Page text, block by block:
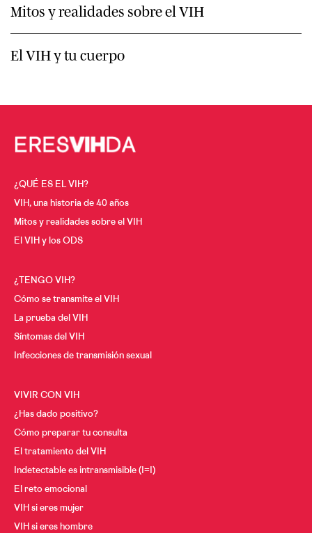
Mitos y realidades sobre el VIH
El VIH y tu cuerpo
¿QUÉ ES EL VIH?
VIH, una historia de 40 años
Mitos y realidades sobre el VIH
El VIH y los ODS
¿TENGO VIH?
Cómo se transmite el VIH
La prueba del VIH
Síntomas del VIH
Infecciones de transmisión sexual
VIVIR CON VIH
¿Has dado positivo?
Cómo preparar tu consulta
El tratamiento del VIH
Indetectable es intransmisible (I=I)
El reto emocional
VIH si eres mujer
VIH si eres hombre